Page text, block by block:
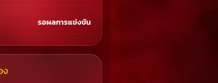
รอผลการแข่งขัน
ง